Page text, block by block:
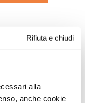
Rifiuta e chiudi
alla
anche cookie